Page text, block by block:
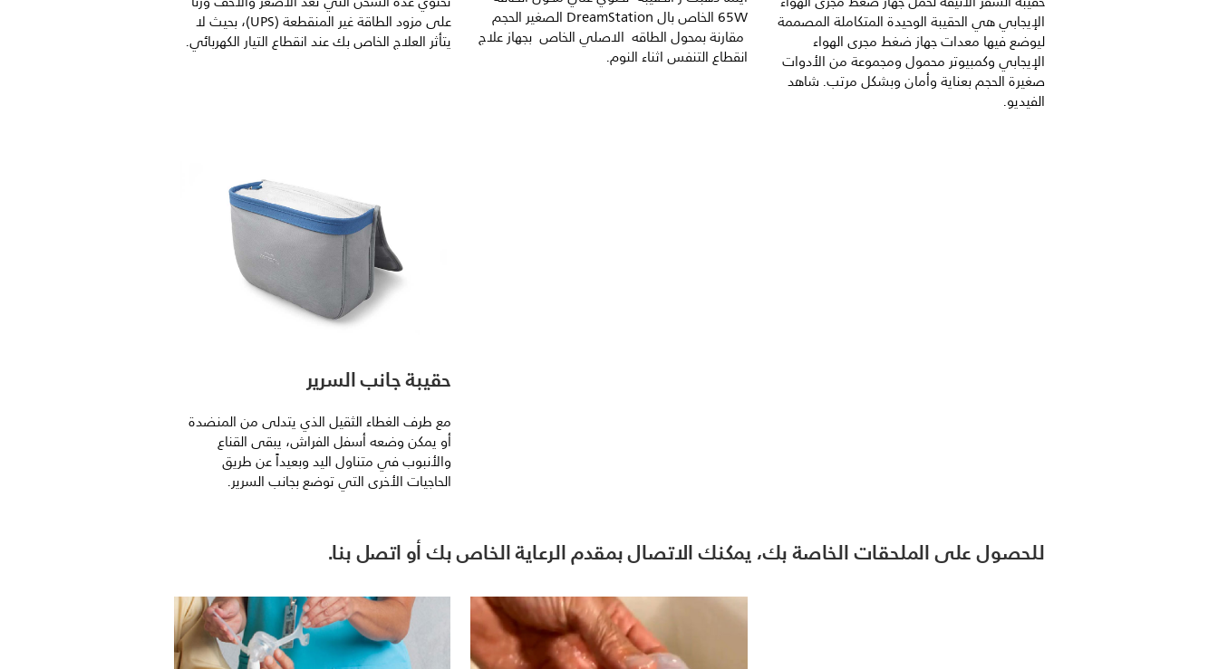
على مزود الطاقة غير المنقطعة (UPS)، بحيث لا
يتأثر العلاج الخاص بك عند انقطاع التيار الكهربائي.
65W الخاص بال DreamStation الصغير الحجم
مقارنة بمحول الطاقه الاصلي الخاص بجهاز علاج
انقطاع التنفس اثناء النوم.
الإيجابي هي الحقيبة الوحيدة المتكاملة المصممة
ليوضع فيها معدات جهاز ضغط مجرى الهواء
الإيجابي وكمبيوتر محمول ومجموعة من الأدوات
صغيرة الحجم بعناية وأمان وبشكل مرتب. شاهد
الفيديو.
حقيبة جانب السرير
مع طرف الغطاء الثقيل الذي يتدلى من المنضدة
أو يمكن وضعه أسفل الفراش، يبقى القناع
والأنبوب في متناول اليد وبعيداً عن طريق
الحاجيات الأخرى التي توضع بجانب السرير.
للحصول على الملحقات الخاصة بك، يمكنك الاتصال بمقدم الرعاية الخاص بك أو اتصل بنا.